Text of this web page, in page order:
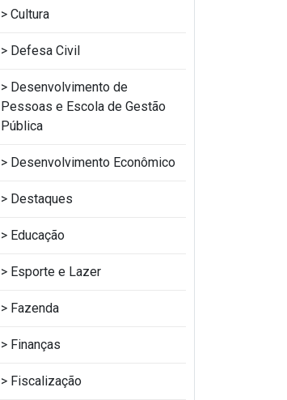
Cultura
Defesa Civil
Desenvolvimento de
Pessoas e Escola de Gestão
Pública
Desenvolvimento Econômico
Destaques
Educação
Esporte e Lazer
Fazenda
Finanças
Fiscalização